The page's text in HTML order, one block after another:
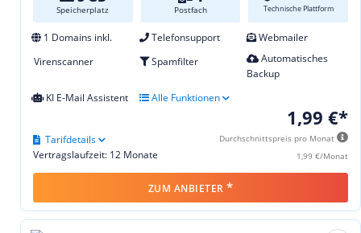
Speicherplatz Postfach Technische Plattform
1 Domains inkl. Telefonsupport
Webmailer
Virenscanner
Spamfilter
Automatisches
Backup
KI E-Mail Assistent
Alle Funktionen
1,99 €*
Durchschnittspreis pro Monat
1,99 €/Monat
Vertragslaufzeit: 12 Monate
Tarifdetails
ZUM ANBIETER *